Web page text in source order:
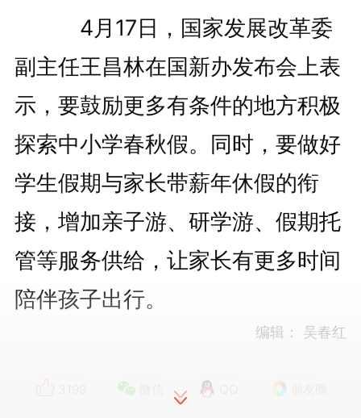
4月17日，国家发展改革委
副主任王昌林在国新办发布会上表
示，要鼓励更多有条件的地方积极
探索中小学春秋假。同时，要做好
学生假期与家长带薪年休假的衔
接，增加亲子游、研学游、假期托
管等服务供给，让家长有更多时间
陪伴孩子出行。
编辑： 吴春红